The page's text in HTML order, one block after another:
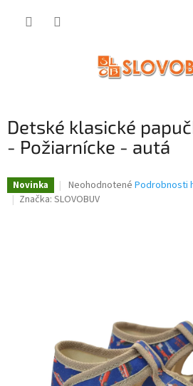
Detské klasické
- Požiarnícke - autá
Novinka
Priemerné
hodnotenie
Neohodnotené Podrobnosti
Značka: SLOVOBUV